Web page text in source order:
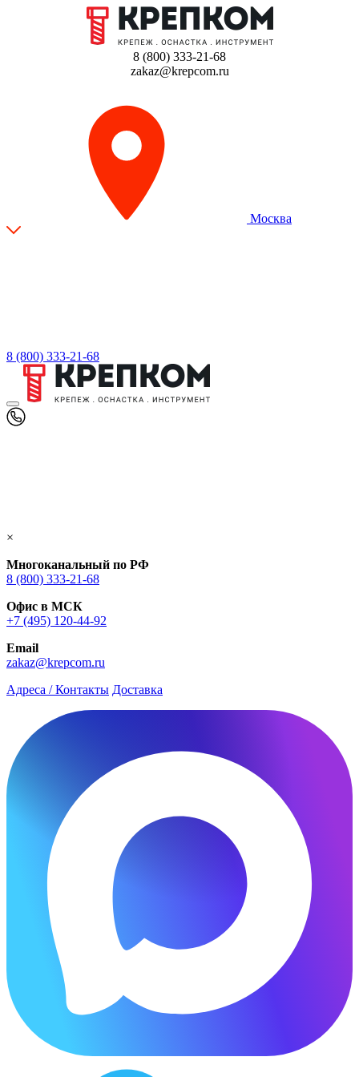
8 (800) 333-21-68
zakaz@krepcom.ru
Москва
8 (800) 333-21-68
×
Многоканальный по РФ
8 (800) 333‑21-68
Офис в МСК
+7 (495) 120-44-92
Email
zakaz@krepcom.ru
Адреса / Контакты Доставка